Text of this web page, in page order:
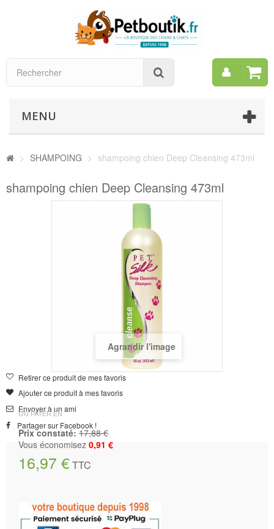
Mon
MENU
> SHAMPOING > shampoing chien Deep Cleansing 473ml
shampoing chien Deep Cleansing 473ml
Agrandir l'image
Retirer ce produit de mes favoris
Ajouter ce produit à mes favoris
Envoyer à un ami
Partager sur Facebook !
OU PAYER EN
Prix constaté: 17,88 €
Vous économisez 0,91 €
16,97 €TTC